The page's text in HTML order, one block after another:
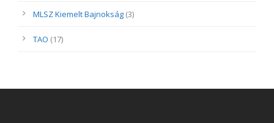
MLSZ Kiemelt Bajnokság (3)
TAO (17)